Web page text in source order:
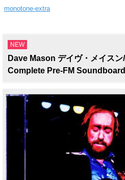
monotone-extra
NEW
Dave Mason デイヴ・メイス
Complete Pre-FM